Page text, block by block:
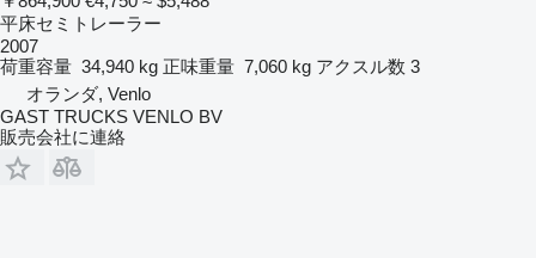
平床セミトレーラー
2007
荷重容量 34,940 kg 正味重量 7,060 kg アクスル数 3
オランダ, Venlo
GAST TRUCKS VENLO BV
販売会社に連絡